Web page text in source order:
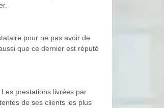
pour ne pas avoir de
que ce dernier est réputé
prestations livrées par
de ses clients les plus